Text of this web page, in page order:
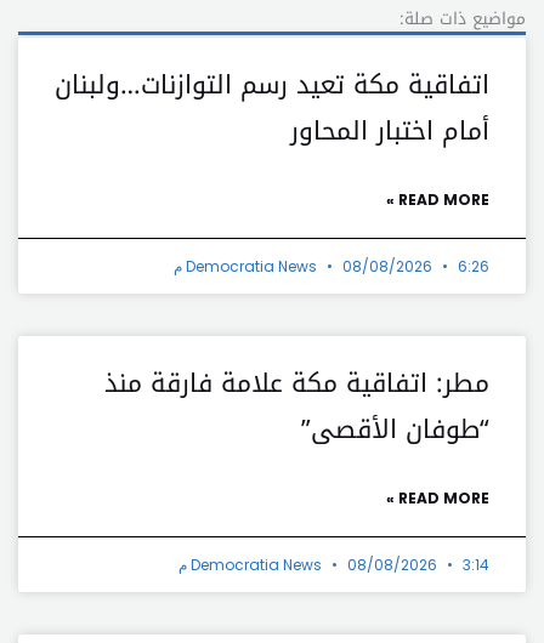
مواضيع ذات صلة:
اتفاقية مكة تعيد رسم التوازنات…ولبنان
أمام اختبار المحاور
READ MORE »
Democratia News 08/08/2026 6:26 م
مطر: اتفاقية مكة علامة فارقة منذ
“طوفان الأقصى”
READ MORE »
Democratia News 08/08/2026 3:14 م